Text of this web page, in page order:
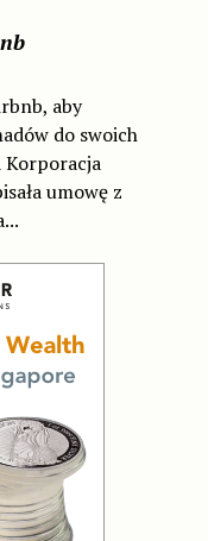
aby
do swoich
Korporacja
umowę z